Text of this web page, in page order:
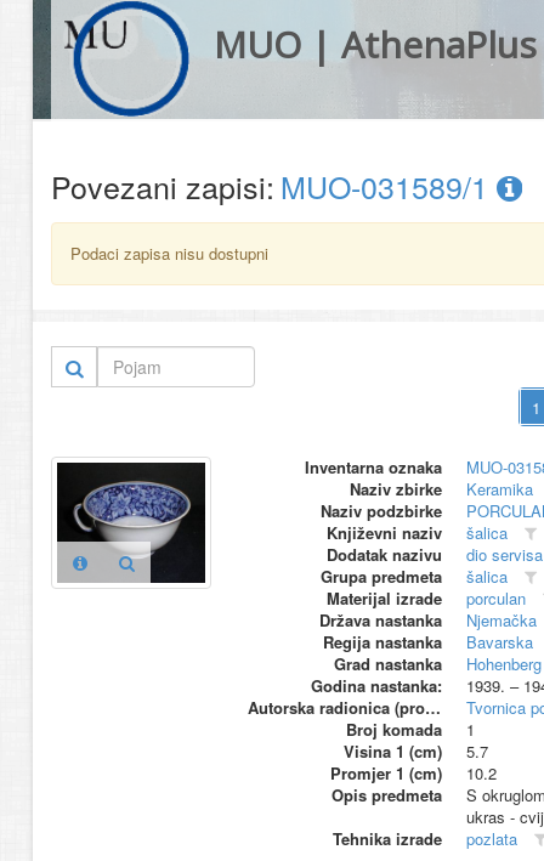
MUO | AthenaPlus
Povezani zapisi: MUO-031589/1
Podaci zapisa nisu dostupni
Inventarna oznaka
MUO-
Naziv zbirke
Keramika
Naziv podzbirke
Književni naziv
šalica
Dodatak nazivu
dio servisa
Grupa predmeta
šalica
Materijal izrade
porculan
Država nastanka
Njemačka
Regija nastanka
Bavarska
Grad nastanka
Hohenberg
Godina nastanka:
1939. –
Autorska radionica (proizvođač)
Tvornica
Broj komada
1
Visina 1 (cm)
5.7
Promjer 1 (cm)
10.2
Opis predmeta
S
ukras -
Tehnika izrade
pozlata